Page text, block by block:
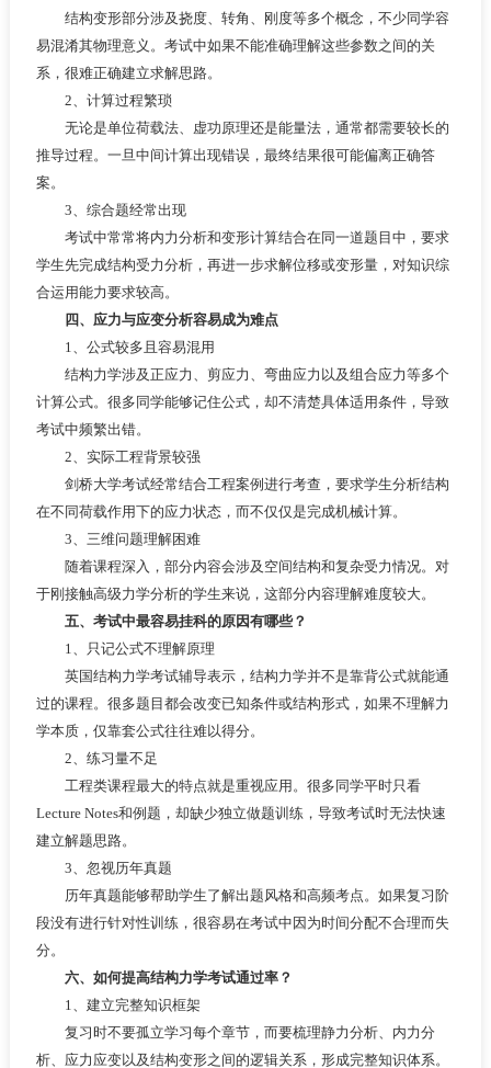
结构变形部分涉及挠度、转角、刚度等多个概念，不少同学容
易混淆其物理意义。考试中如果不能准确理解这些参数之间的关
系，很难正确建立求解思路。
2、计算过程繁琐
无论是单位荷载法、虚功原理还是能量法，通常都需要较长的
推导过程。一旦中间计算出现错误，最终结果很可能偏离正确答
案。
3、综合题经常出现
考试中常常将内力分析和变形计算结合在同一道题目中，要求
学生先完成结构受力分析，再进一步求解位移或变形量，对知识综
合运用能力要求较高。
四、应力与应变分析容易成为难点
1、公式较多且容易混用
结构力学涉及正应力、剪应力、弯曲应力以及组合应力等多个
计算公式。很多同学能够记住公式，却不清楚具体适用条件，导致
考试中频繁出错。
2、实际工程背景较强
剑桥大学考试经常结合工程案例进行考查，要求学生分析结构
在不同荷载作用下的应力状态，而不仅仅是完成机械计算。
3、三维问题理解困难
随着课程深入，部分内容会涉及空间结构和复杂受力情况。对
于刚接触高级力学分析的学生来说，这部分内容理解难度较大。
五、考试中最容易挂科的原因有哪些？
1、只记公式不理解原理
英国结构力学考试辅导表示，结构力学并不是靠背公式就能通
过的课程。很多题目都会改变已知条件或结构形式，如果不理解力
学本质，仅靠套公式往往难以得分。
2、练习量不足
工程类课程最大的特点就是重视应用。很多同学平时只看
Lecture Notes和例题，却缺少独立做题训练，导致考试时无法快速
建立解题思路。
3、忽视历年真题
历年真题能够帮助学生了解出题风格和高频考点。如果复习阶
段没有进行针对性训练，很容易在考试中因为时间分配不合理而失
分。
六、如何提高结构力学考试通过率？
1、建立完整知识框架
复习时不要孤立学习每个章节，而要梳理静力分析、内力分
析、应力应变以及结构变形之间的逻辑关系，形成完整知识体系。